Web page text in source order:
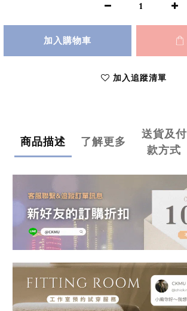
加入購物車
加入追蹤清單
商品描述 了解更多
送貨及付
款方式